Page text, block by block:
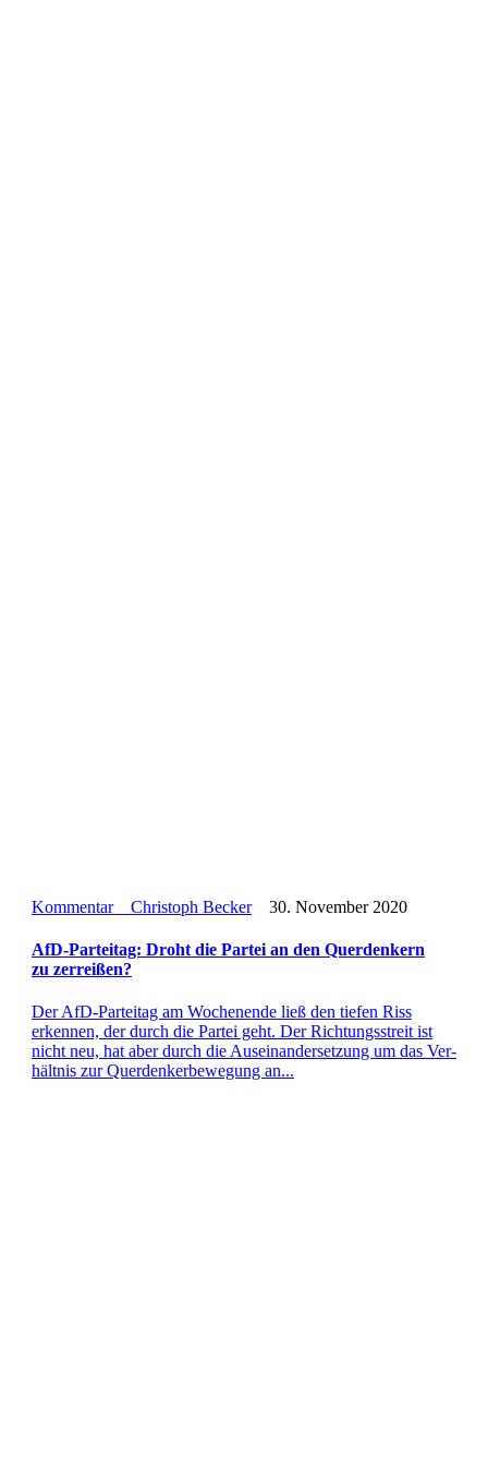
Kommentar Christoph Becker30. November 2020
AfD-Par­tei­tag: Droht die Partei an den Quer­den­kern
zu zerreißen?
Der AfD-Par­­tei­­tag am Wochen­ende ließ den tiefen Riss
erken­nen, der durch die Partei geht. Der Rich­tungs­streit ist
nicht neu, hat aber durch die Aus­ein­an­der­set­zung um das Ver­
hält­nis zur Quer­den­ker­be­we­gung an...